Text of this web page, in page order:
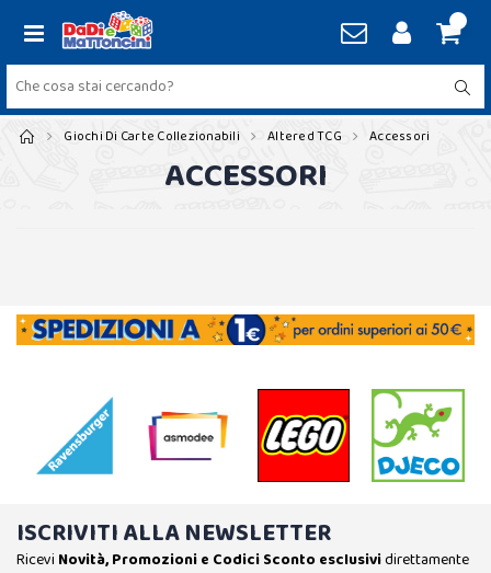
Giochi Di Carte Collezionabili Altered TCG Accessori
ACCESSORI
ISCRIVITI ALLA NEWSLETTER
Ricevi Novità, Promozioni e Codici Sconto esclusividirettamente